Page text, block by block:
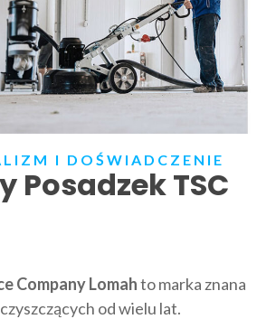
I DOŚWIADCZENIE
Posadzek TSC
Company Lomahto marka znana
od wielu lat.